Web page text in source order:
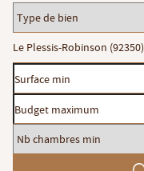
Type
de
bien
Localisation
Le Plessis-Robinson (92350)
Surface
min
Budget
maximum
Nb
chambres